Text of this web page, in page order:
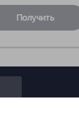
Получить